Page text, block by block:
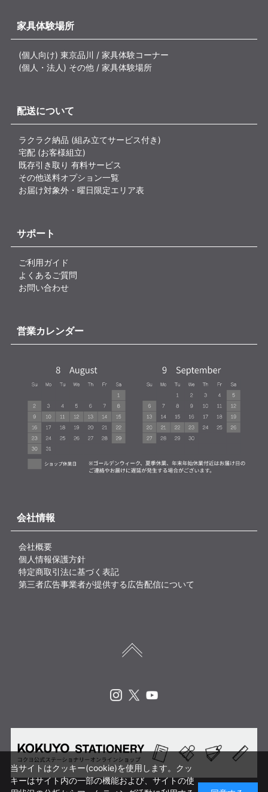
家具体験場所
(個人向け) 東京品川 / 家具体験コーナー
(個人・法人) その他 / 家具体験場所
配送について
ラクラク納品 (組み立てサービス付き)
宅配 (お客様組立)
既存引き取り 有料サービス
その他送料オプション一覧
お届け対象外・曜日限定エリア表
サポート
ご利用ガイド
よくあるご質問
お問い合わせ
営業カレンダー
会社情報
会社概要
個人情報保護方針
特定商取引法に基づく表記
第三者広告事業者が提供する広告配信について
当サイトはクッキー(cookie)を使用します。クッ
キーはサイト内の一部の機能および、サイトの使